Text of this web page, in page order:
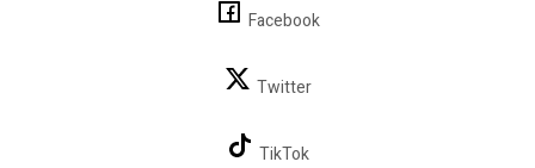
Facebook
Twitter
TikTok